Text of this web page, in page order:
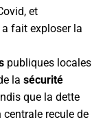
et
fait exploser la
publiques locales
la sécurité
que la dette
recule de